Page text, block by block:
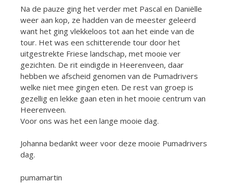
Na de pauze ging het verder met Pascal en Daniëlle
weer aan kop, ze hadden van de meester geleerd
want het ging vlekkeloos tot aan het einde van de
tour. Het was een schitterende tour door het
uitgestrekte Friese landschap, met mooie ver
gezichten. De rit eindigde in Heerenveen, daar
hebben we afscheid genomen van de Pumadrivers
welke niet mee gingen eten. De rest van groep is
gezellig en lekke gaan eten in het mooie centrum van
Heerenveen.
Voor ons was het een lange mooie dag.
Johanna bedankt weer voor deze mooie Pumadrivers
dag.
pumamartin